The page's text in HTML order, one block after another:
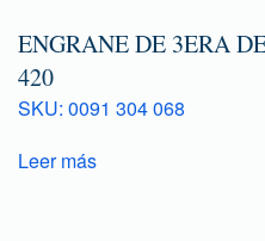
ENGRANE DE 3ERA
420
SKU: 0091 304 068
Leer más